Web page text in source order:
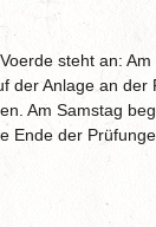
steht an:
der Anlage an
Am Samstag
der